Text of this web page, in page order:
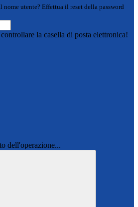
nome utente? Effettua il reset della password
la casella di posta elettronica!
dell'operazione...